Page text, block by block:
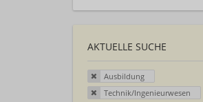
AKTUELLE SUCHE
Ausbildung
Technik/Ingenieurwesen